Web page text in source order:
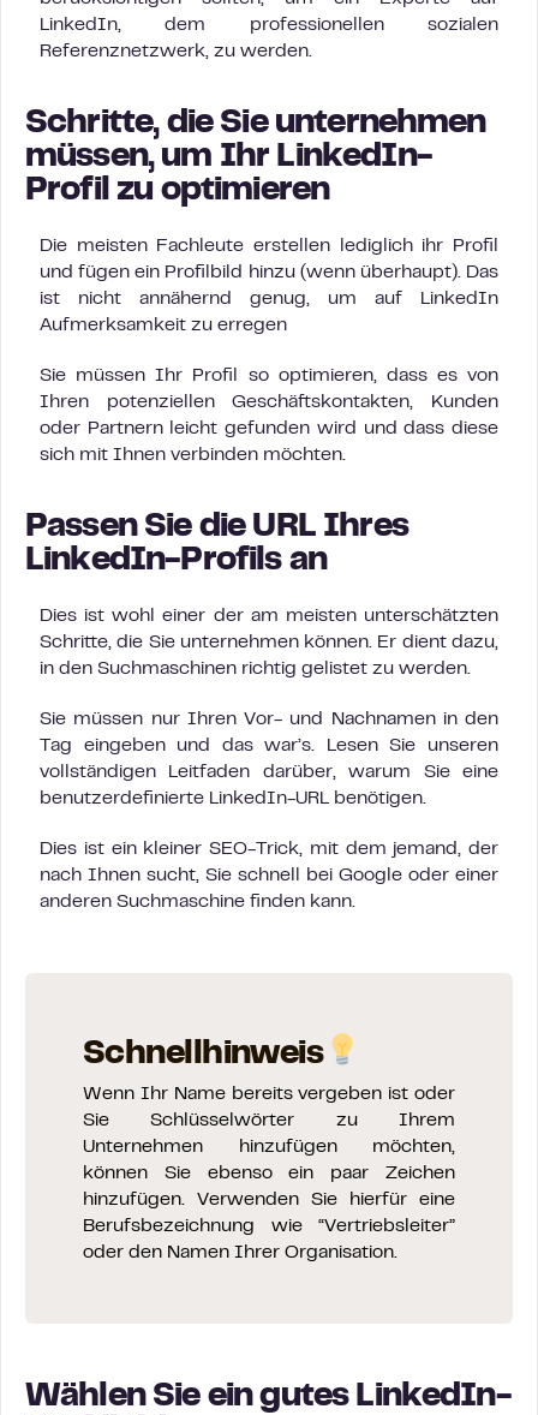
LinkedIn, dem professionellen sozialen
Referenznetzwerk, zu werden.
Schritte, die Sie unternehmen
müssen, um Ihr LinkedIn-
Profil zu optimieren
Die meisten Fachleute erstellen lediglich ihr Profil
und fügen ein Profilbild hinzu (wenn überhaupt). Das
ist nicht annähernd genug, um auf LinkedIn
Aufmerksamkeit zu erregen
Sie müssen Ihr Profil so optimieren, dass es von
Ihren potenziellen Geschäftskontakten, Kunden
oder Partnern leicht gefunden wird und dass diese
sich mit Ihnen verbinden möchten.
Passen Sie die URL Ihres
LinkedIn-Profils an
Dies ist wohl einer der am meisten unterschätzten
Schritte, die Sie unternehmen können. Er dient dazu,
in den Suchmaschinen richtig gelistet zu werden.
Sie müssen nur Ihren Vor- und Nachnamen in den
Tag eingeben und das war’s. Lesen Sie unseren
vollständigen Leitfaden darüber, warum Sie eine
benutzerdefinierte LinkedIn-URL benötigen.
Dies ist ein kleiner SEO-Trick, mit dem jemand, der
nach Ihnen sucht, Sie schnell bei Google oder einer
anderen Suchmaschine finden kann.
Schnellhinweis
Wenn Ihr Name bereits vergeben ist oder
Sie Schlüsselwörter zu Ihrem
Unternehmen hinzufügen möchten,
können Sie ebenso ein paar Zeichen
hinzufügen. Verwenden Sie hierfür eine
Berufsbezeichnung wie “Vertriebsleiter”
oder den Namen Ihrer Organisation.
Wählen Sie ein gutes LinkedIn-